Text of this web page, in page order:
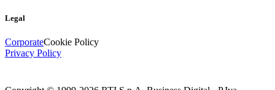
Legal
CorporateCookie Policy
Privacy Policy